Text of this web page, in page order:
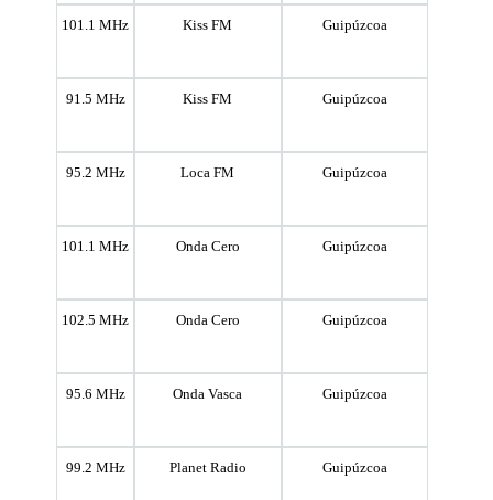
101.1 MHz Kiss FM Guipúzcoa
91.5 MHz Kiss FM Guipúzcoa
95.2 MHz Loca FM Guipúzcoa
101.1 MHz Onda Cero Guipúzcoa
102.5 MHz Onda Cero Guipúzcoa
95.6 MHz Onda Vasca Guipúzcoa
99.2 MHz Planet Radio Guipúzcoa